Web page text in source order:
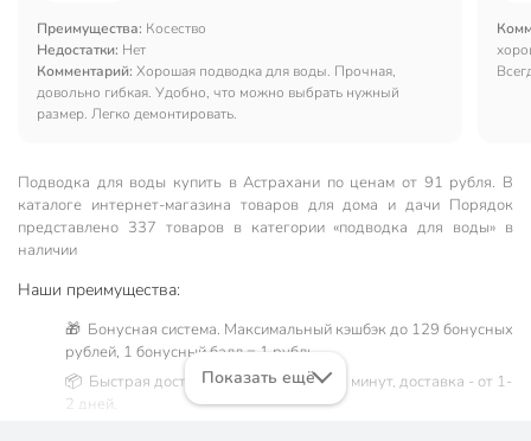
Преимущества: Косество
Недостатки: Нет
Комментарий: Хорошая подводка для воды. Прочная,
довольно гибкая. Удобно, что можно выбрать нужный
размер. Легко демонтировать.
Подводка для воды купить в Астрахани по ценам от 91 рубля. В
каталоге интернет-магазина товаров для дома и дачи Порядок
представлено 337 товаров в категории «подводка для воды» в
наличии
Наши преимущества:
🎁 Бонусная система. Максимальный кэшбэк до 129 бонусных
рублей, 1 бонусный балл = 1 рубль.
📦 Быстрая доставка. Самовывоз от 60 минут, доставка - от 1-
2 дней.
Показать ещё